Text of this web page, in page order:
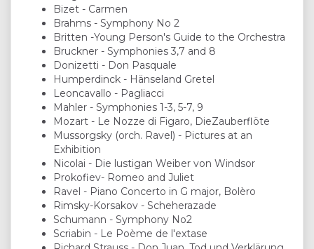
Bizet - Carmen
Brahms - Symphony No 2
Britten -Young Person's Guide to the Orchestra
Bruckner - Symphonies 3,7 and 8
Donizetti - Don Pasquale
Humperdinck - Hänseland Gretel
Leoncavallo - Pagliacci
Mahler - Symphonies 1-3, 5-7, 9
Mozart - Le Nozze di Figaro, DieZauberflöte
Mussorgsky (orch. Ravel) - Pictures at an
Exhibition
Nicolai - Die lustigan Weiber von Windsor
Prokofiev- Romeo and Juliet
Ravel - Piano Concerto in G major, Bolèro
Rimsky-Korsakov - Scheherazade
Schumann - Symphony No2
Scriabin - Le Poème de l'extase